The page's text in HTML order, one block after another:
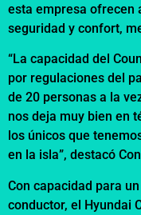
esta empresa ofrecen
seguridad y confort,
“La capacidad del
por regulaciones del
de 20 personas a la
nos deja muy bien en
los únicos que
en la isla”, destacó
Con capacidad para
conductor, el Hyundai